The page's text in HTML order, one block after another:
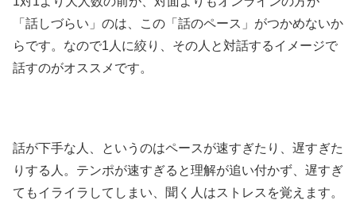
「話しづらい」のは、この「話のペース」がつかめないか
らです。なので1人に絞り、その人と対話するイメージで
話すのがオススメです。
話が下手な人、というのはペースが速すぎたり、遅すぎた
りする人。テンポが速すぎると理解が追い付かず、遅すぎ
てもイライラしてしまい、聞く人はストレスを覚えます。